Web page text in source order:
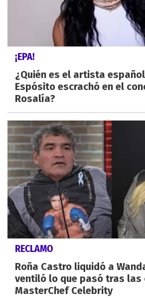
¡EPA!
¿Quién es el artista
Espósito escrachó en el
Rosalía?
RECLAMO
Roña Castro liquidó a
ventiló lo que pasó tras las
MasterChef Celebrity